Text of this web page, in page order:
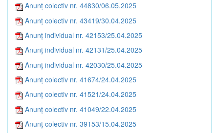
Anunț colectiv nr. 44830/06.05.2025
Anunț colectiv nr. 43419/30.04.2025
Anunț individual nr. 42153/25.04.2025
Anunț individual nr. 42131/25.04.2025
Anunț individual nr. 42030/25.04.2025
Anunț colectiv nr. 41674/24.04.2025
Anunț colectiv nr. 41521/24.04.2025
Anunț colectiv nr. 41049/22.04.2025
Anunț colectiv nr. 39153/15.04.2025